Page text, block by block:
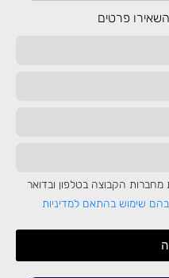
אותך
900
בחודש
320
פרטים
הקבוצה בטלפון ובדואר
בהם שימוש בהתאם למדיניות